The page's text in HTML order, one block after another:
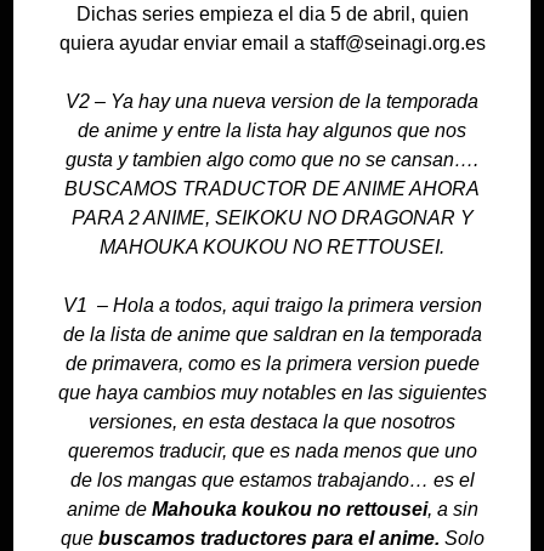
Dichas series empieza el dia 5 de abril, quien
quiera ayudar enviar email a staff@seinagi.org.es
V2 – Ya hay una nueva version de la temporada
de anime y entre la lista hay algunos que nos
gusta y tambien algo como que no se cansan….
BUSCAMOS TRADUCTOR DE ANIME AHORA
PARA 2 ANIME, SEIKOKU NO DRAGONAR Y
MAHOUKA KOUKOU NO RETTOUSEI.
V1 – Hola a todos, aqui traigo la primera version
de la lista de anime que saldran en la temporada
de primavera, como es la primera version puede
que haya cambios muy notables en las siguientes
versiones, en esta destaca la que nosotros
queremos traducir, que es nada menos que uno
de los mangas que estamos trabajando… es el
anime de Mahouka koukou no rettousei, a sin
quebuscamos traductores para el anime. Solo